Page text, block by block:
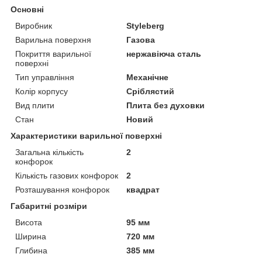
Основні
Виробник
Styleberg
Варильна поверхня
Газова
Покриття варильної
поверхні
нержавіюча сталь
Тип управління
Механічне
Колір корпусу
Сріблястий
Вид плити
Плита без духовки
Стан
Новий
Характеристики варильної поверхні
Загальна кількість
конфорок
2
Кількість газових конфорок
2
Розташування конфорок
квадрат
Габаритні розміри
Висота
95 мм
Ширина
720 мм
Глибина
385 мм